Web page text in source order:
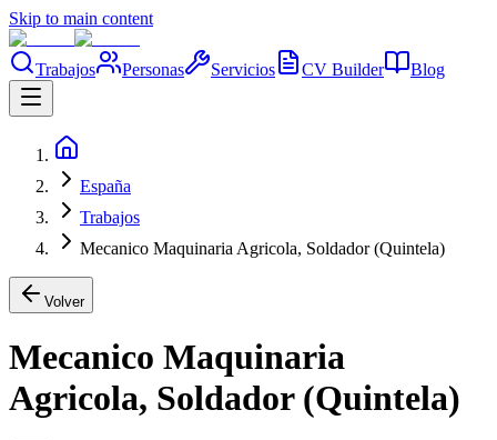
Skip to main content
Trabajos Personas Servicios CV Builder Blog
España
Trabajos
Mecanico Maquinaria Agricola, Soldador (Quintela)
Volver
Mecanico Maquinaria
Agricola, Soldador (Quintela)